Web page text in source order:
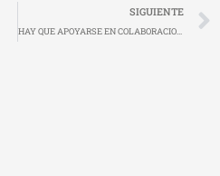
SIGUIENTE
HAY QUE APOYARSE EN COLABORACIONES PÚBLICAS Y PRIVADAS QUE FACILITEN EL DESARROLLO DE INICIATIVAS Y PROYECTOS QUE NOS PERMITAN LLEGAR MÁS LEJOS